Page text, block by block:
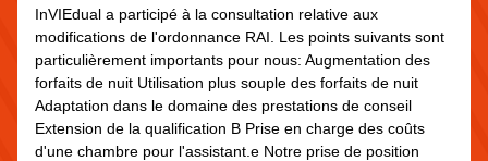
InVIEdual a participé à la consultation relative aux
modifications de l'ordonnance RAI. Les points suivants sont
particulièrement importants pour nous: Augmentation des
forfaits de nuit Utilisation plus souple des forfaits de nuit
Adaptation dans le domaine des prestations de conseil
Extension de la qualification B Prise en charge des coûts
d'une chambre pour l'assistant.e Notre prise de position